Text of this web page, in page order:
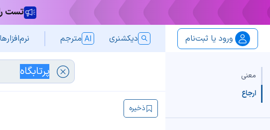
تست
ورود یا ثبت‌نام دیکشنری مترجم نرم‌افزار‌ها
معنی
ارجاع
ذخیره